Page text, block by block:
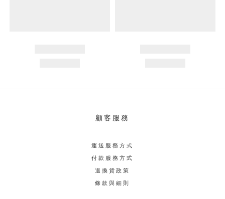
顧客服務
運送服務方式
付款服務方式
退換貨政策
條款與細則